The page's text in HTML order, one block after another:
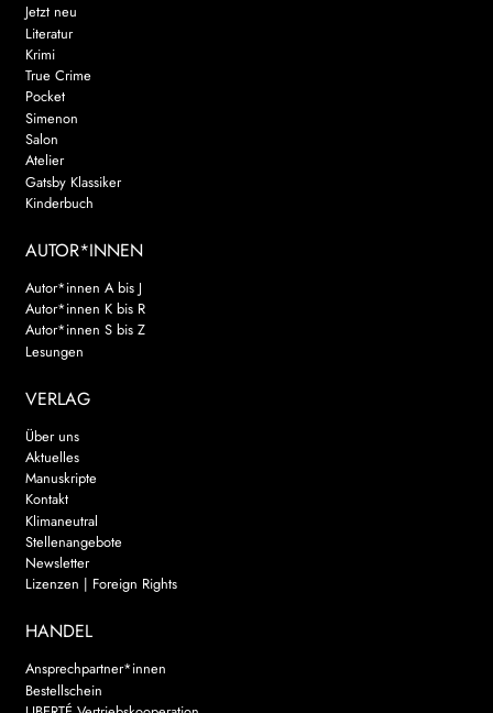
Jetzt neu
Literatur
Krimi
True Crime
Pocket
Simenon
Salon
Atelier
Gatsby Klassiker
Kinderbuch
AUTOR*INNEN
Autor*innen A bis J
Autor*innen K bis R
Autor*innen S bis Z
Lesungen
VERLAG
Über uns
Aktuelles
Manuskripte
Kontakt
Klimaneutral
Stellenangebote
Newsletter
Lizenzen | Foreign Rights
HANDEL
Ansprechpartner*innen
Bestellschein